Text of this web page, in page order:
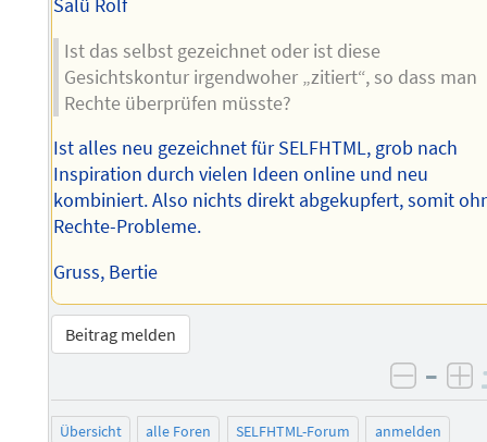
Salü Rolf
Ist das selbst gezeichnet oder ist diese
Gesichtskontur irgendwoher „zitiert“, so dass man
Rechte überprüfen müsste?
Ist alles neu gezeichnet für SELFHTML, grob nach
Inspiration durch vielen Ideen online und neu
kombiniert. Also nichts direkt abgekupfert, somit
Rechte-Probleme.
Gruss, Bertie
Beitrag melden
–
Übersicht alle Foren SELFHTML-Forum
anmelden